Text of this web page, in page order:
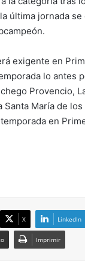
última jornada
exigente en
lo antes
Provencio,
Santa María de
en
X LinkedIn
Imprimir